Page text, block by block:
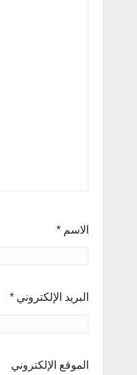
الاسم *
البريد الإلكتروني *
الموقع الإلكتروني